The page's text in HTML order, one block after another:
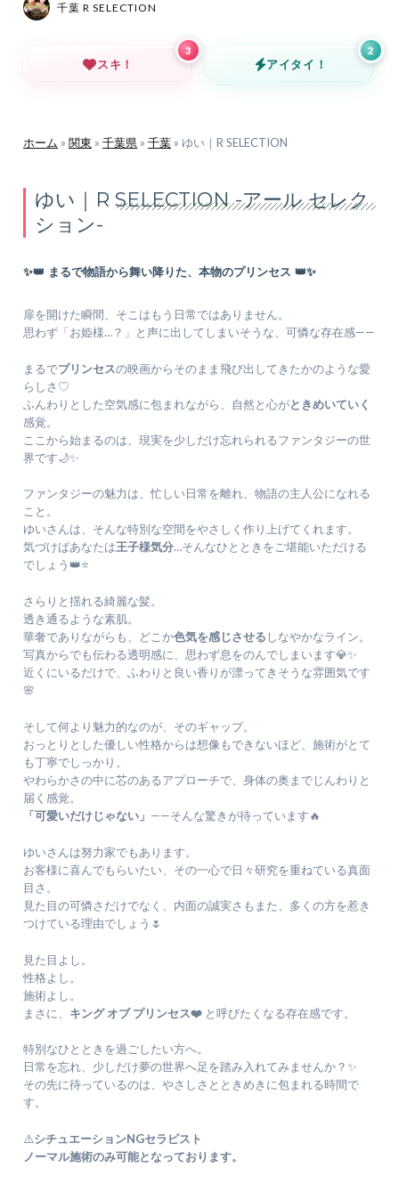
千葉 R SELECTION
3
スキ！
2
アイタイ！
ホーム »関東 »千葉県 »千葉 » ゆい｜R SELECTION
ゆい｜R SELECTION -アール セレク
ション-
✨👑 まるで物語から舞い降りた、本物のプリンセス 👑✨
扉を開けた瞬間、そこはもう日常ではありません。
思わず「お姫様…？」と声に出してしまいそうな、可憐な存在感——
まるでプリンセスの映画からそのまま飛び出してきたかのような愛
らしさ♡
ふんわりとした空気感に包まれながら、自然と心がときめいていく
感覚。
ここから始まるのは、現実を少しだけ忘れられるファンタジーの世
界です🌙✨
ファンタジーの魅力は、忙しい日常を離れ、物語の主人公になれる
こと。
ゆいさんは、そんな特別な空間をやさしく作り上げてくれます。
気づけばあなたは王子様気分…そんなひとときをご堪能いただける
でしょう👑⭐️
さらりと揺れる綺麗な髪。
透き通るような素肌。
華奢でありながらも、どこか色気を感じさせる しなやかなライン。
写真からでも伝わる透明感に、思わず息をのんでしまいます💎✨
近くにいるだけで、ふわりと良い香りが漂ってきそうな雰囲気です
🌸
そして何より魅力的なのが、そのギャップ。
おっとりとした優しい性格からは想像もできないほど、施術がとて
も丁寧でしっかり。
やわらかさの中に芯のあるアプローチで、身体の奥までじんわりと
届く感覚。
「可愛いだけじゃない」 ——そんな驚きが待っています🔥
ゆいさんは努力家でもあります。
お客様に喜んでもらいたい、その一心で日々研究を重ねている真面
目さ。
見た目の可憐さだけでなく、内面の誠実さもまた、多くの方を惹き
つけている理由でしょう🌷
見た目よし。
性格よし。
施術よし。
まさに、 キング オブ プリンセス❤️ と呼びたくなる存在感です。
特別なひとときを過ごしたい方へ。
日常を忘れ、少しだけ夢の世界へ足を踏み入れてみませんか？✨
その先に待っているのは、やさしさとときめきに包まれる時間で
す。
⚠️シチュエーションNGセラピスト
ノーマル施術のみ可能となっております。